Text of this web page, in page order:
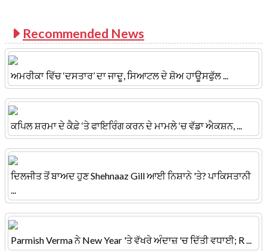
Recommended News
ਅਮਰੀਕਾ ਵਿੱਚ ‘ਦਸਤਾਰ’ ਦਾ ਜਾਦੂ, ਸਿਆਟਲ ਦੇ ਸ਼ੋਅ ਹਾਊਸਫੁੱਲ ...
ਕਪਿਲ ਸ਼ਰਮਾ ਦੇ ਕੈਫ਼ੇ ‘ਤੇ ਫਾਇਰਿੰਗ ਕਰਨ ਦੇ ਮਾਮਲੇ ‘ਚ ਵੱਡਾ ਐਕਸ਼ਨ, ...
ਦਿਲਜੀਤ ਤੋਂ ਬਾਅਦ ਹੁਣ Shehnaaz Gill ਆਈ ਨਿਸ਼ਾਨੇ 'ਤੇ? ਪਾਕਿਸਤਾਨੀ
...
Parmish Verma ਨੇ New Year 'ਤੇ ਵੱਖਰੇ ਅੰਦਾਜ਼ 'ਚ ਦਿੱਤੀ ਵਧਾਈ; R ...